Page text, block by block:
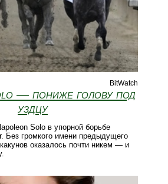
BitWatch
— пониже голову под
уздцу
Solo в упорной борьбе
Без громкого имени предыдущего
оказалось почти никем — и